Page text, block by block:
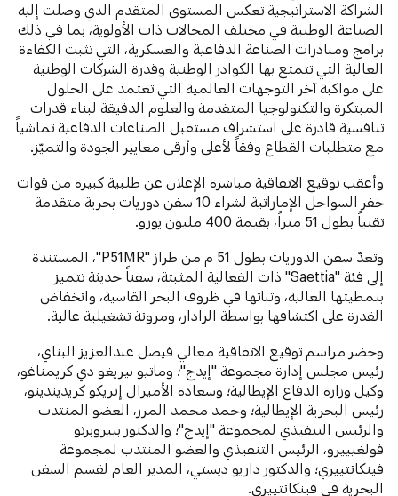
الشراكة الاستراتيجية تعكس المستوى المتقدم الذي وصلت إليه
الصناعة الوطنية في مختلف المجالات ذات الأولوية، بما في ذلك
برامج ومبادرات الصناعة الدفاعية والعسكرية، التي تثبت الكفاءة
العالية التي تتمتع بها الكوادر الوطنية وقدرة الشركات الوطنية
على مواكبة آخر التوجهات العالمية التي تعتمد على الحلول
المبتكرة والتكنولوجيا المتقدمة والعلوم الدقيقة لبناء قدرات
تنافسية قادرة على استشراف مستقبل الصناعات الدفاعية تماشياً
مع متطلبات القطاع وفقاً لأعلى وأرقى معايير الجودة والتميّز.
وأعقب توقيع الاتفاقية مباشرة الإعلان عن طلبية كبيرة من قوات
خفر السواحل الإماراتية لشراء 10 سفن دوريات بحرية متقدمة
تقنياً بطول 51 متراً، بقيمة 400 مليون يورو.
وتعدّ سفن الدوريات بطول 51 م من طراز "P51MR"، المستندة
إلى فئة "Saettia" ذات الفعالية المثبتة، سفناً حديثة تتميز
بنمطيتها العالية، وثباتها في ظروف البحر القاسية، وانخفاض
القدرة على اكتشافها بواسطة الرادار، ومرونة تشغيلية عالية.
وحضر مراسم توقيع الاتفاقية معالي فيصل عبدالعزيز البناي،
رئيس مجلس إدارة مجموعة "إيدج"؛ وماتيو بيريغو دي كريمناغو،
وكيل وزارة الدفاع الإيطالية؛ وسعادة الأميرال إنريكو كريديندينو،
رئيس البحرية الإيطالية؛ وحمد محمد المرر، العضو المنتدب
والرئيس التنفيذي لمجموعة "إيدج"؛ والدكتور بييروبرتو
فولغيييرو، الرئيس التنفيذي والعضو المنتدب لمجموعة
فينكانتييري؛ والدكتور داريو ديستي، المدير العام لقسم السفن
البحرية في فينكانتييري.